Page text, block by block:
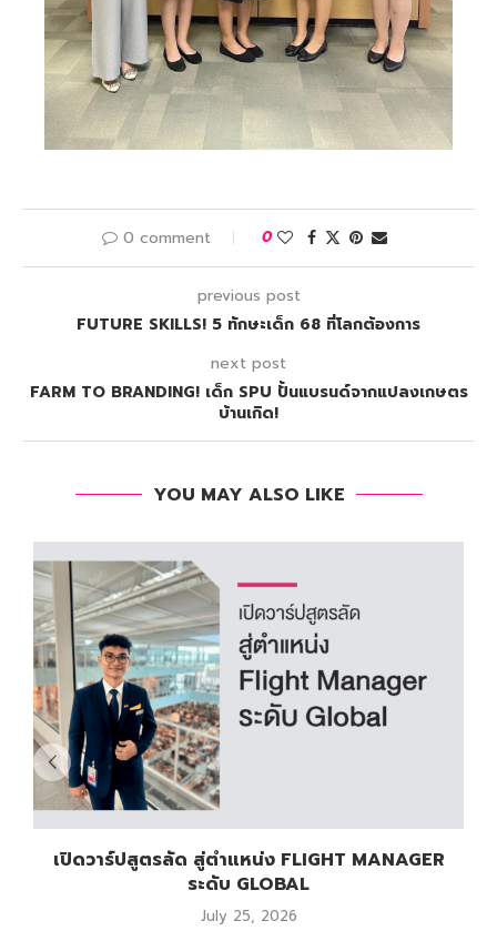
0 comment 0
previous post
FUTURE SKILLS! 5 ทักษะเด็ก 68 ที่โลกต้องการ
next post
FARM TO BRANDING! เด็ก SPU ปั้นแบรนด์จากแปลงเกษตร
บ้านเกิด!
YOU MAY ALSO LIKE
เปิดวาร์ปสูตรลัด สู่ตำแหน่ง FLIGHT MANAGER
ระดับ GLOBAL
July 25, 2026